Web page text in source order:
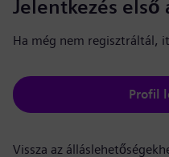
Jelentkezés első
Ha még nem regisztráltál,
Profil
Vissza az